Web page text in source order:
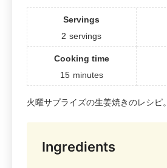
Servings
2 servings
Cooking time
15 minutes
火曜サプライズの生姜焼きのレシピ。
Ingredients